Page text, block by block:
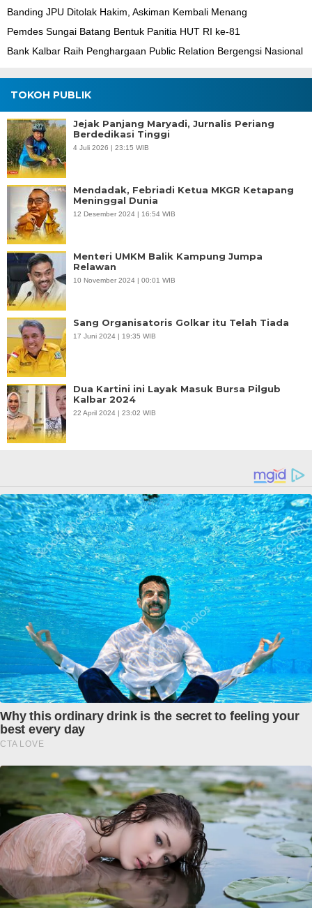
Banding JPU Ditolak Hakim, Askiman Kembali Menang
Pemdes Sungai Batang Bentuk Panitia HUT RI ke-81
Bank Kalbar Raih Penghargaan Public Relation Bergengsi Nasional
TOKOH PUBLIK
Jejak Panjang Maryadi, Jurnalis Periang
Berdedikasi Tinggi
4 Juli 2026 | 23:15 WIB
Mendadak, Febriadi Ketua MKGR Ketapang
Meninggal Dunia
12 Desember 2024 | 16:54 WIB
Menteri UMKM Balik Kampung Jumpa
Relawan
10 November 2024 | 00:01 WIB
Sang Organisatoris Golkar itu Telah Tiada
17 Juni 2024 | 19:35 WIB
Dua Kartini ini Layak Masuk Bursa Pilgub
Kalbar 2024
22 April 2024 | 23:02 WIB